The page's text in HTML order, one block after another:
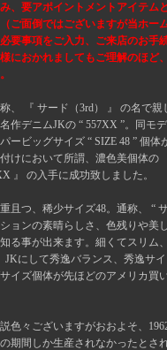
、要アポイントメントアイテム
ご面倒ではございますが当ホー
要事項をご入力、ご来店のお手
におかれましてもご理解のほど
称、 『 サード（3rd） 』 の名で
作デニムJKの “ 557XX ”。同モ
ービッグサイズ “ SIZE 48 ” 個
けにおいて所謂、濃色美個体の
』 の入手に成功致しました。
重且つ、稀少サイズ48。通称、 “
ョンの素晴らしさ、色残りや美
る事が出来ます。細くてスリム
JKにして秀逸バランス、秀逸サ
イズ個体が先ほどのアメリカ買
説色々ございますがおおよそ、
期間しか生産されなかったとさ